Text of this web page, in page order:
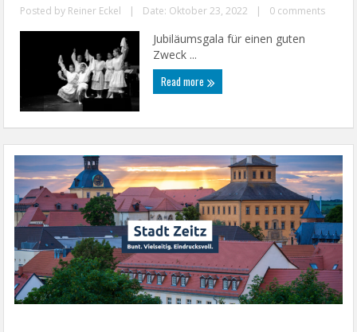
Posted by Reiner Eckel | Date: Oktober 23, 2022 | 0 comments
Jubiläumsgala für einen guten
Zweck ...
Read more